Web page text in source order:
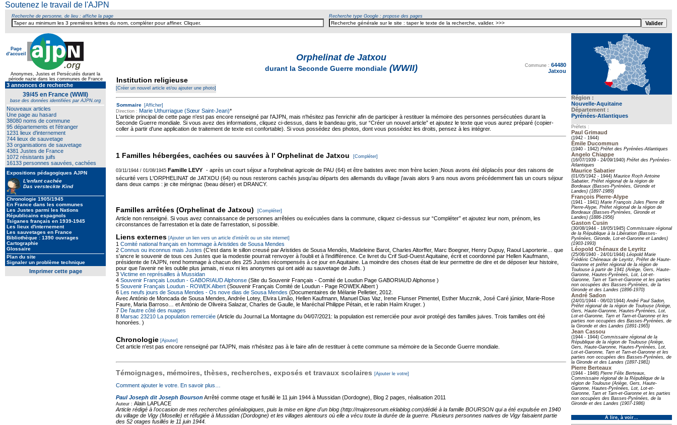
Soutenez le travail de l'AJPN
Recherche de personne, de lieu : affiche la page Recherche type Google : propose des pages
Page
d'accueil
Anonymes, Justes et Persécutés durant la
période nazie dans les communes de France
3 annonces de recherche
39/45 en France (WWII)
base des données identifiées par AJPN.org
Nouveaux articles
Une page au hasard
38080 noms de commune
95 départements et l'étranger
1231 lieux d'internement
744 lieux de sauvetage
33 organisations de sauvetage
4381 Justes de France
1072 résistants juifs
16133 personnes sauvées, cachées
Expositions pédagogiques AJPN
L'enfant cachée
Das versteckte Kind
Chronologie 1905/1945
En France dans les communes
Les Justes parmi les Nations
Républicains espagnols
Tsiganes français en 1939-1945
Les lieux d'internement
Les sauvetages en France
Bibliothèque : 1390 ouvrages
Cartographie
Glossaire
Plan du site
Signaler un problème technique
Imprimer cette page
Région :
Nouvelle-Aquitaine
Département :
Pyrénées-Atlantiques
Préfets :
Paul Grimaud
(1942 - 1944)
Émile Ducommun
(1940 - 1942) Préfet des Pyrénées-Atlantiques
Angelo Chiappe
(16/07/1939 - 24/09/1940) Préfet des Pyrénées-
Atlantiques
Maurice Sabatier
(01/05/1942 - 1944) Maurice Roch Antoine
Sabatier, Préfet régional de la région de
Bordeaux (Basses-Pyrénées, Gironde et
Landes) (1897-1989)
François Pierre-Alype
(1941 - 1941) Marie François Jules Pierre dit
Pierre-Alype, Préfet régional de la région de
Bordeaux (Basses-Pyrénées, Gironde et
Landes) (1886-1956)
Gaston Cusin
(30/08/1944 - 18/05/1945) Commissaire régional
de la République à la Libération (Basses-
Pyrénées, Gironde, Lot-et-Garonne et Landes)
(1903-1993)
Léopold Chénaux de Leyritz
(25/06/1940 - 24/01/1944) Léopold Marie
Frédéric Chéneaux de Leyritz, Préfet de Haute-
Garonne et préfet régional de la région de
Toulouse à partir de 1941 (Ariège, Gers, Haute-
Garonne, Hautes-Pyrénées, Lot, Lot-et-
Garonne, Tarn et Tarn-et-Garonne et les parties
non occupées des Basses-Pyrénées, de la
Gironde et des Landes (1896-1970)
André Sadon
(24/01/1944 - 06/02/1944)André Paul Sadon,
Préfet régional de la région de Toulouse (Ariège,
Gers, Haute-Garonne, Hautes-Pyrénées, Lot,
Lot-et-Garonne, Tarn et Tarn-et-Garonne et les
parties non occupées des Basses-Pyrénées, de
la Gironde et des Landes (1891-1965)
Jean Cassou
(1944 - 1944) Commissaire régional de la
République de la région de Toulouse (Ariège,
Gers, Haute-Garonne, Hautes-Pyrénées, Lot,
Lot-et-Garonne, Tarn et Tarn-et-Garonne et les
parties non occupées des Basses-Pyrénées, de
la Gironde et des Landes (1897-1981)
Pierre Berteaux
(1944 - 1946) Pierre Félix Berteaux,
Commissaire régional de la République de la
région de Toulouse (Ariège, Gers, Haute-
Garonne, Hautes-Pyrénées, Lot, Lot-et-
Garonne, Tarn et Tarn-et-Garonne et les parties
non occupées des Basses-Pyrénées, de la
Gironde et des Landes (1907-1986)
À lire, à voir…
Institution religieuse
Orphelinat de Jatxou
durant la Seconde Guerre mondiale (WWII) Commune : 64480
Jatxou
[Créer un nouvel article et/ou ajouter une photo]
Sommaire [Afficher]
Direction : Marie Uthurriague (Sœur Saint-Jean)*
L'article principal de cette page n'est pas encore renseigné par l'AJPN, mais n'hésitez pas l'enrichir afin de participer à restituer la mémoire des personnes persécutées durant la
Seconde Guerre mondiale. Si vous avez des informations, cliquez ci-dessus, dans le bandeau gris, sur “Créer un nouvel article” et ajoutez le texte que vous aurez préparé (copier-
coller à partir d'une application de traitement de texte est confortable). Si vous possédez des photos, dont vous possédez les droits, pensez à les intégrer.
1 Familles hébergées, cachées ou sauvées à l' Orphelinat de Jatxou [Compléter]
03/11/1944 / 01/08/1945 Famille LEVY - après un court séjour a l'orphelinat agricole de PAU (64) et être batistes avec mon frère lucien ;Nous avons été déplacés pour des raisons de
sécurité vers L'ORPHELINAT de JATXOU (64) ou nous resterons cachés jusqu'au départs des allemands du village j'avais alors 9 ans nous avons précédemment fais un cours séjour
dans deux camps : je cite mérignac (beau déser) et DRANCY.
Familles arrêtées (Orphelinat de Jatxou) [Compléter]
Article non renseigné. Si vous avez connaissance de personnes arrêtées ou exécutées dans la commune, cliquez ci-dessus sur “Compléter” et ajoutez leur nom, prénom, les
circonstances de l'arrestation et la date de l'arrestation, si possible.
Liens externes [Ajouter un lien vers un article d'intérêt ou un site internet]
1 Comité national français en hommage à Aristides de Sousa Mendes
2 Connus ou inconnus mais Justes (C’est dans le sillon creusé par Aristides de Sousa Mendès, Madeleine Barot, Charles Altorffer, Marc Boegner, Henry Dupuy, Raoul Laporterie… que
s'ancre le souvenir de tous ces Justes que la modestie pourrait renvoyer à l’oubli et à l’indifférence. Ce livret du Crif Sud-Ouest Aquitaine, écrit et coordonné par Hellen Kaufmann,
présidente de l'AJPN, rend hommage à chacun des 225 Justes récompensés à ce jour en Aquitaine. La moindre des choses était de leur permettre de dire et de déposer leur histoire,
pour que l’avenir ne les oublie plus jamais, ni eux ni les anonymes qui ont aidé au sauvetage de Juifs. )
3 Victime en représailles à Mussidan
4 Souvenir Français Loudun - GABORIAUD Alphonse (Site du Souvenir Français - Comité de Loudun Page GABORIAUD Alphonse )
5 Souvenir Français Loudun - ROWEK Albert (Souvenir Français Comité de Loudun - Page ROWEK Albert )
6 Les neufs jours de Sousa Mendes - Os nove dias de Sousa Mendes (Documentaires de Mélanie Pelletier, 2012.
Avec António de Moncada de Sousa Mendes, Andrée Lotey, Elvira Limão, Hellen Kaufmann, Manuel Dias Vaz, Irene Flunser Pimentel, Esther Mucznik, José Caré júnior, Marie-Rose
Faure, Maria Barroso… et António de Oliveira Salazar, Charles de Gaulle, le Maréchal Philippe Pétain, et le rabin Haïm Kruger. )
7 De l'autre côté des nuages
8 Marsac 23210 La population remerciée (Article du Journal La Montagne du 04/07/2021: la population est remerciée pour avoir protégé des familles juives. Trois familles ont été
honorées. )
Chronologie [Ajouter]
Cet article n'est pas encore renseigné par l'AJPN, mais n'hésitez pas à le faire afin de restituer à cette commune sa mémoire de la Seconde Guerre mondiale.
Témoignages, mémoires, thèses, recherches, exposés et travaux scolaires [Ajouter le votre]
Comment ajouter le votre. En savoir plus…
Paul Joseph dit Joseph BoursonArrêté comme otage et fusillé le 11 juin 1944 à Mussidan (Dordogne), Blog 2 pages, réalisation 2011
Auteur : Alain LAPLACE
Article rédigé à l'occasion de mes recherches généalogiques, puis la mise en ligne d'un blog (http://majoresorum.eklablog.com)dédié à la famille BOURSON qui a été expulsée en 1940
du village de Vigy (Moselle) et réfugiée à Mussidan (Dordogne) et les villages alentours où elle a vécu toute la durée de la guerre. Plusieurs personnes natives de Vigy faisaient partie
des 52 otages fusillés le 11 juin 1944.